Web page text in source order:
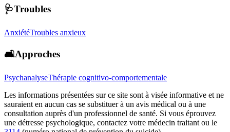
🩺Troubles
AnxiétéTroubles anxieux
🛋️Approches
PsychanalyseThérapie cognitivo-comportementale
Les informations présentées sur ce site sont à visée informative et ne
sauraient en aucun cas se substituer à un avis médical ou à une
consultation auprès d'un professionnel de santé. Si vous éprouvez
une détresse psychologique, contactez votre médecin traitant ou le